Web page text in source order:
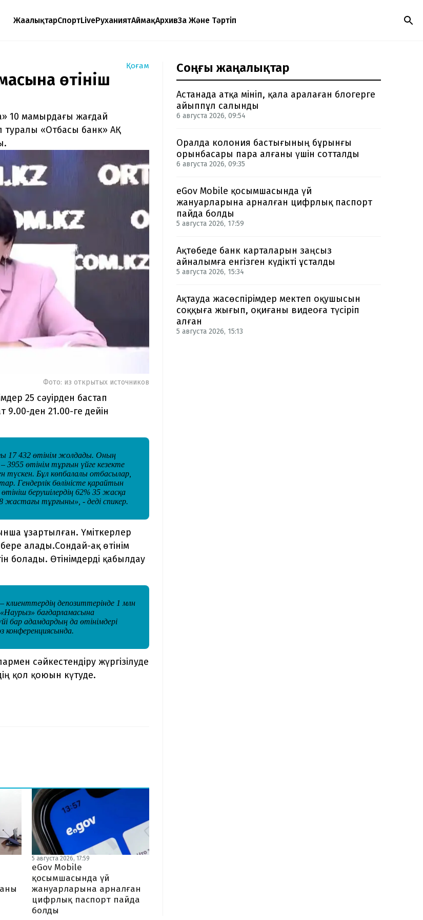
ЖаңалықтарСпортLiveРуханиятАймақАрхивЗаң Және Тәртіп
Қоғам
өтініш
10 мамырдағы жағдай
туралы «Отбасы банк» АҚ
Фото: из открытых источников
25 сәуірден бастап
ден 21.00-ге дейін
17 432 өтінім жолдады. Оның
өтінім тұрғын үйге кезекте
түскен. Бұл көпбалалы отбасылар,
Гендерлік бөліністе қарайтын
берушілердің 62% 35 жасқа
жастағы тұрғыны», - деді спикер.
ұзартылған. Үміткерлер
алады.Сондай-ақ өтінім
болады. Өтінімдерді қабылдау
клиенттердің депозиттерінде 1 млн
бағдарламасына
бар адамдардың да өтінімдері
конференциясында.
сәйкестендіру жүргізілуде
қол қоюын күтуде.
5 августа 2026, 17:59
eGov Mobile
қосымшасында үй
жануарларына арналған
цифрлық паспорт пайда
болды
Соңғы жаңалықтар
Астанада атқа мініп, қала аралаған блогерге
айыппұл салынды
6 августа 2026, 09:54
Оралда колония бастығының бұрынғы
орынбасары пара алғаны үшін сотталды
6 августа 2026, 09:35
eGov Mobile қосымшасында үй
жануарларына арналған цифрлық паспорт
пайда болды
5 августа 2026, 17:59
Ақтөбеде банк карталарын заңсыз
айналымға енгізген күдікті ұсталды
5 августа 2026, 15:34
Ақтауда жасөспірімдер мектеп оқушысын
соққыға жығып, оқиғаны видеоға түсіріп
алған
5 августа 2026, 15:13